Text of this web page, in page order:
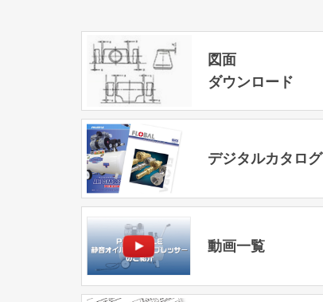
図面
ダウンロード
デジタルカタログ
動画一覧